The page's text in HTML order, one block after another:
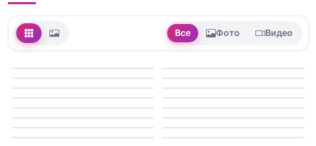
Все Фото Видео